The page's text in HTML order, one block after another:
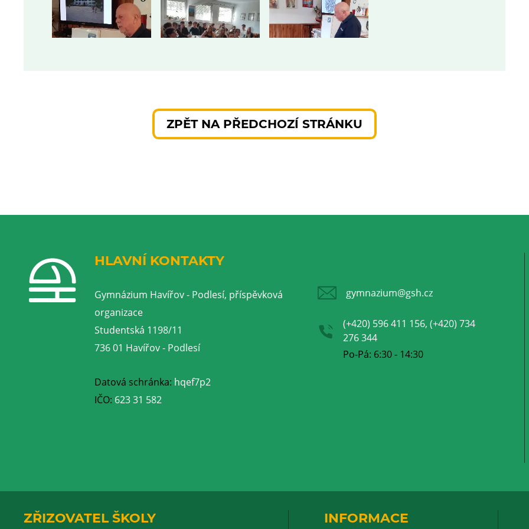
ZPĚT NA PŘEDCHOZÍ STRÁNKU
HLAVNÍ KONTAKTY
Gymnázium Havířov - Podlesí, příspěvková
organizace
Studentská 1198/11
736 01 Havířov - Podlesí
Datová schránka: hqef7p2
IČO: 623 31 582
gymnazium@gsh.cz
(+420) 596 411 156, (+420) 734
276 344
Po-Pá: 6:30 - 14:30
ZŘIZOVATEL ŠKOLY INFORMACE